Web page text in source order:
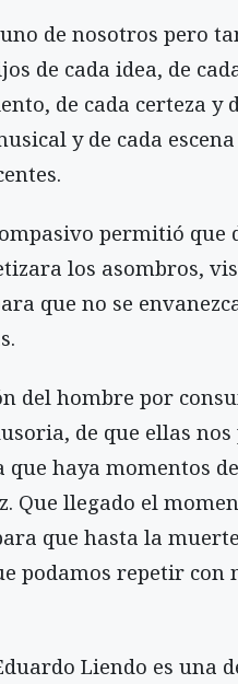
de nosotros pero
de cada idea, de
de cada certeza y
y de cada
permitió que
los asombros,
que no se
del hombre por
de que ellas
que haya momentos
Que llegado el
que hasta la
podamos repetir con
Liendo es una